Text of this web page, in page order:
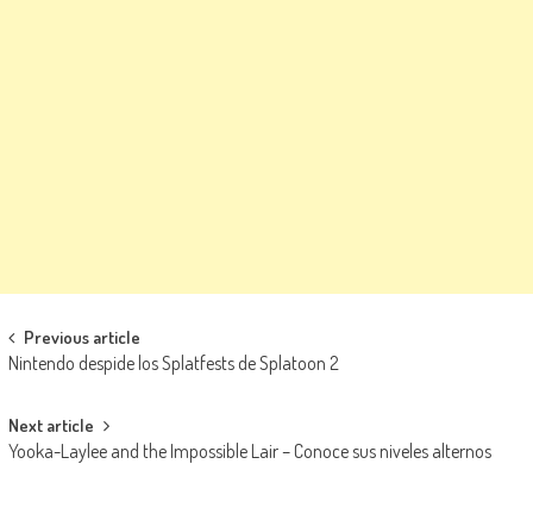
Navegación de entradas
Previous article
Nintendo despide los Splatfests de Splatoon 2
Next article
Yooka-Laylee and the Impossible Lair – Conoce sus niveles alternos